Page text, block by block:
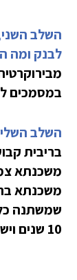
השלב
לבנק ומה
במסמכים
השלב
בריבית
משכנתא
משכנתא
שמשתנה
10 שנים ויש כאלו ל-30 שנים…